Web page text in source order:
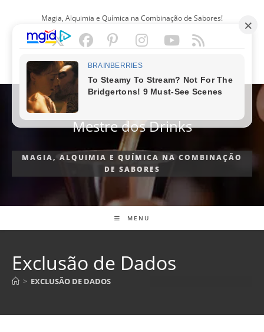
Magia, Alquimia e Química na Combinação de Sabores!
PORTUGUÊS
Mestre dos Drinks
MAGIA, ALQUIMIA E QUÍMICA NA COMBINAÇÃO
DE SABORES
MENU
Exclusão de Dados
> EXCLUSÃO DE DADOS